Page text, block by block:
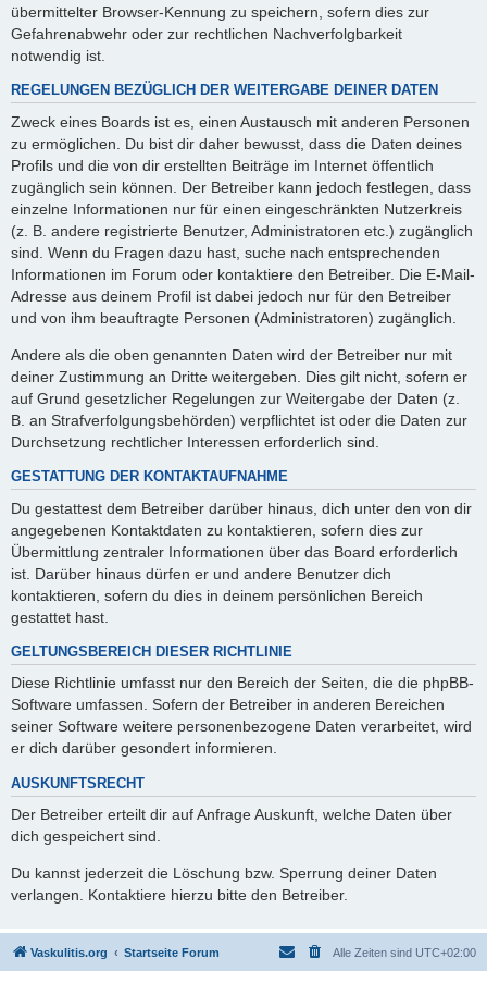
übermittelter Browser-Kennung zu speichern, sofern dies zur
Gefahrenabwehr oder zur rechtlichen Nachverfolgbarkeit
notwendig ist.
REGELUNGEN BEZÜGLICH DER WEITERGABE DEINER DATEN
Zweck eines Boards ist es, einen Austausch mit anderen Personen
zu ermöglichen. Du bist dir daher bewusst, dass die Daten deines
Profils und die von dir erstellten Beiträge im Internet öffentlich
zugänglich sein können. Der Betreiber kann jedoch festlegen, dass
einzelne Informationen nur für einen eingeschränkten Nutzerkreis
(z. B. andere registrierte Benutzer, Administratoren etc.) zugänglich
sind. Wenn du Fragen dazu hast, suche nach entsprechenden
Informationen im Forum oder kontaktiere den Betreiber. Die E-Mail-
Adresse aus deinem Profil ist dabei jedoch nur für den Betreiber
und von ihm beauftragte Personen (Administratoren) zugänglich.
Andere als die oben genannten Daten wird der Betreiber nur mit
deiner Zustimmung an Dritte weitergeben. Dies gilt nicht, sofern er
auf Grund gesetzlicher Regelungen zur Weitergabe der Daten (z.
B. an Strafverfolgungsbehörden) verpflichtet ist oder die Daten zur
Durchsetzung rechtlicher Interessen erforderlich sind.
GESTATTUNG DER KONTAKTAUFNAHME
Du gestattest dem Betreiber darüber hinaus, dich unter den von dir
angegebenen Kontaktdaten zu kontaktieren, sofern dies zur
Übermittlung zentraler Informationen über das Board erforderlich
ist. Darüber hinaus dürfen er und andere Benutzer dich
kontaktieren, sofern du dies in deinem persönlichen Bereich
gestattet hast.
GELTUNGSBEREICH DIESER RICHTLINIE
Diese Richtlinie umfasst nur den Bereich der Seiten, die die phpBB-
Software umfassen. Sofern der Betreiber in anderen Bereichen
seiner Software weitere personenbezogene Daten verarbeitet, wird
er dich darüber gesondert informieren.
AUSKUNFTSRECHT
Der Betreiber erteilt dir auf Anfrage Auskunft, welche Daten über
dich gespeichert sind.
Du kannst jederzeit die Löschung bzw. Sperrung deiner Daten
verlangen. Kontaktiere hierzu bitte den Betreiber.
Vaskulitis.org Startseite Forum Alle Zeiten sind UTC+02:00